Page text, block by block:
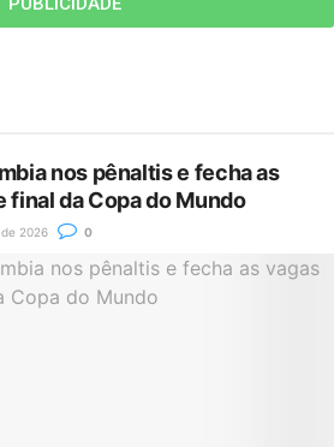
nos pênaltis e fecha as
final da Copa do Mundo
2026 0